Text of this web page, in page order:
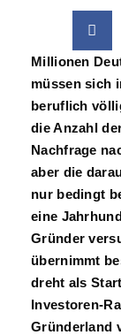
Millionen
müssen sich
beruflich
die Anzahl
Nachfrage
aber die
nur bedingt
eine
Gründer
übernimmt
dreht als
Investoren-
Gründerland